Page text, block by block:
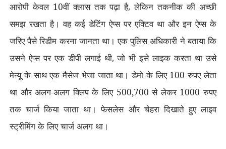
आरोपी केवल 10वीं क्लास तक पढ़ा है,लेकिन तकनीक की अच्छी
समझ रखता है। वह कई डेटिंग ऐप्स पर एक्टिव था और इन ऐप्स के
जरिए पैसे रिडीम करना जानता था। एक पुलिस अधिकारी ने बताया कि
उसने ऐप्स पर एक डीपी लगाई थी,जो भी इसे लाइक करता था उसे
मेन्यू के साथ एक मैसेज भेजा जाता था। डेमो के लिए 100 रुपए लेता
था और अलग-अलग क्लिप के लिए 500,700 से लेकर 1000 रुपए
तक चार्ज किया जाता था। फेसलेस और चेहरा दिखाते हुए लाइव
स्ट्रीमिंग के लिए चार्ज अलग था।